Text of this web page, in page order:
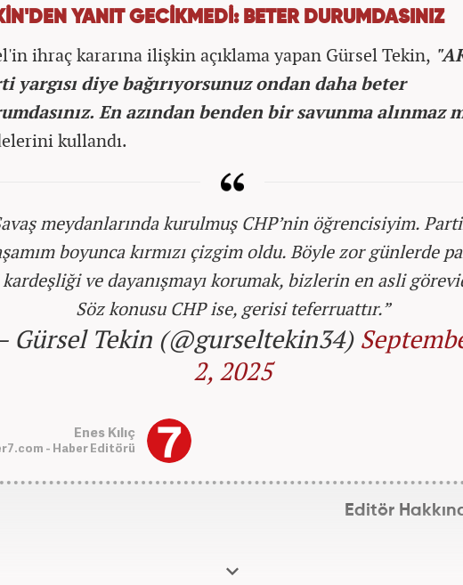
YANIT GECİKMEDİ: BETER DURUMDASINIZ
ihraç kararına ilişkin açıklama yapan Gürsel Tekin,
yargısı diye bağırıyorsunuz ondan daha beter
En azından benden bir savunma alınmaz
kullandı.
meydanlarında kurulmuş CHP’nin öğrencisiyim.
boyunca kırmızı çizgim oldu. Böyle zor günlerde
ve dayanışmayı korumak, bizlerin en asli
Söz konusu CHP ise, gerisi teferruattır.”
Gürsel Tekin (@gurseltekin34)
2, 2025
Enes Kılıç
- Haber Editörü
Editör